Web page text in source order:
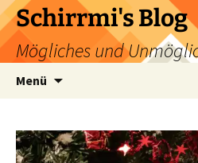
Zum
Inhalt
springen
Schirrmi's Blog
Mögliches und
Menü